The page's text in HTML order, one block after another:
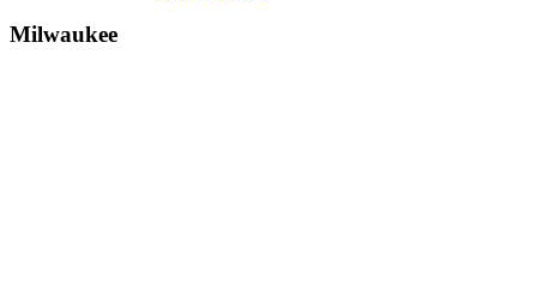
Milwaukee